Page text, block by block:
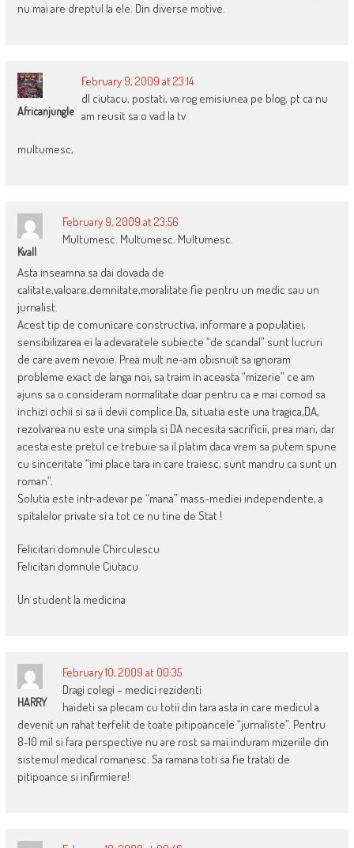
nu mai are dreptul la ele. Din diverse motive.
Africanjungle
February 9, 2009 at 23:14
dl ciutacu, postati, va rog emisiunea pe blog, pt ca nu
am reusit sa o vad la tv
multumesc,
Kvall
February 9, 2009 at 23:56
Multumesc. Multumesc. Multumesc.
Asta inseamna sa dai dovada de
calitate,valoare,demnitate,moralitate fie pentru un medic sau un
jurnalist.
Acest tip de comunicare constructiva, informare a populatiei,
sensibilizarea ei la adevaratele subiecte “de scandal” sunt lucruri
de care avem nevoie. Prea mult ne-am obisnuit sa ignoram
probleme exact de langa noi, sa traim in aceasta “mizerie” ce am
ajuns sa o consideram normalitate doar pentru ca e mai comod sa
inchizi ochii si sa ii devii complice.Da, situatia este una tragica,DA,
rezolvarea nu este una simpla si DA necesita sacrificii, prea mari, dar
acesta este pretul ce trebuie sa il platim daca vrem sa putem spune
cu sinceritate “imi place tara in care traiesc, sunt mandru ca sunt un
roman”.
Solutia este intr-adevar pe “mana” mass-mediei independente, a
spitalelor private si a tot ce nu tine de Stat !
Felicitari domnule Chirculescu
Felicitari domnule Ciutacu
Un student la medicina
HARRY
February 10, 2009 at 00:35
Dragi colegi – medici rezidenti
haideti sa plecam cu totii din tara asta in care medicul a
devenit un rahat terfelit de toate pitipoancele “jurnaliste”. Pentru
8-10 mil si fara perspective nu are rost sa mai induram mizeriile din
sistemul medical romanesc. Sa ramana toti sa fie tratati de
pitipoance si infirmiere!